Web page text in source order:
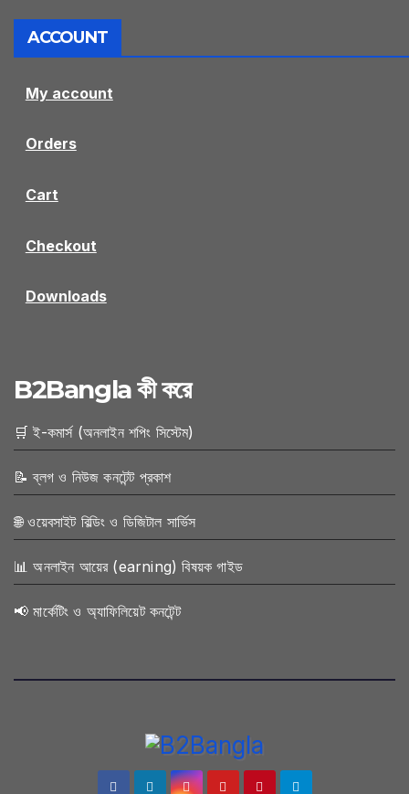
ACCOUNT
My account
Orders
Cart
Checkout
Downloads
B2Bangla কী করে
🛒 ই-কমার্স (অনলাইন শপিং সিস্টেম)
📝 ব্লগ ও নিউজ কনটেন্ট প্রকাশ
🌐 ওয়েবসাইট বিল্ডিং ও ডিজিটাল সার্ভিস
📊 অনলাইন আয়ের (earning) বিষয়ক গাইড
📢 মার্কেটিং ও অ্যাফিলিয়েট কনটেন্ট